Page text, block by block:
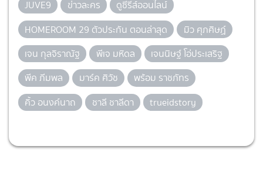
JUVE9
ข่าวละคร
ดูซีรีส์ออนไลน์
HOMEROOM 29 ตัวประกัน ตอนล่าสุด
มิว ศุภศิษฏ์
เจน กุลจิราณัฐ
พีเจ มหิดล
เจนนิษฐ์ โอ่ประเสริฐ
พีค ภีมพล
มาร์ค ศิวัช
พร้อม ราชภัทร
คิ้ว อนงค์นาถ
ชาลี ชาลีดา trueidstory